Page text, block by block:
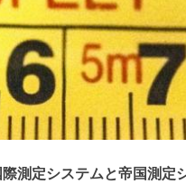
測定システムと帝国測定